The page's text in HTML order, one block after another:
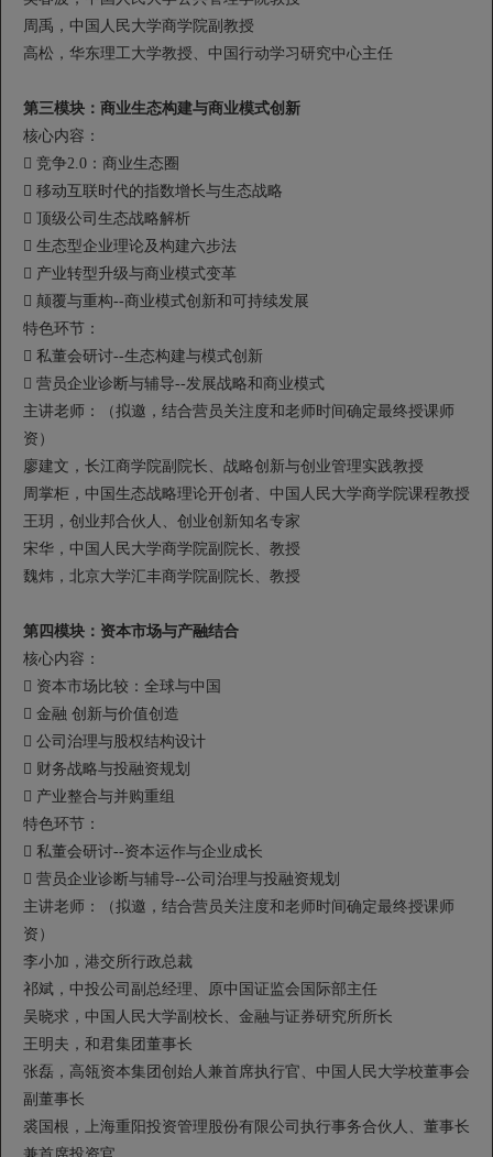
周禹，中国人民大学商学院副教授
高松，华东理工大学教授、中国行动学习研究中心主任
第三模块：商业生态构建与商业模式创新
核心内容：
 竞争2.0：商业生态圈
 移动互联时代的指数增长与生态战略
 顶级公司生态战略解析
 生态型企业理论及构建六步法
 产业转型升级与商业模式变革
 颠覆与重构--商业模式创新和可持续发展
特色环节：
 私董会研讨--生态构建与模式创新
 营员企业诊断与辅导--发展战略和商业模式
主讲老师：（拟邀，结合营员关注度和老师时间确定最终授课师
资）
廖建文，长江商学院副院长、战略创新与创业管理实践教授
周掌柜，中国生态战略理论开创者、中国人民大学商学院课程教授
王玥，创业邦合伙人、创业创新知名专家
宋华，中国人民大学商学院副院长、教授
魏炜，北京大学汇丰商学院副院长、教授
第四模块：资本市场与产融结合
核心内容：
 资本市场比较：全球与中国
 金融 创新与价值创造
 公司治理与股权结构设计
 财务战略与投融资规划
 产业整合与并购重组
特色环节：
 私董会研讨--资本运作与企业成长
 营员企业诊断与辅导--公司治理与投融资规划
主讲老师：（拟邀，结合营员关注度和老师时间确定最终授课师
资）
李小加，港交所行政总裁
祁斌，中投公司副总经理、原中国证监会国际部主任
吴晓求，中国人民大学副校长、金融与证券研究所所长
王明夫，和君集团董事长
张磊，高瓴资本集团创始人兼首席执行官、中国人民大学校董事会
副董事长
裘国根，上海重阳投资管理股份有限公司执行事务合伙人、董事长